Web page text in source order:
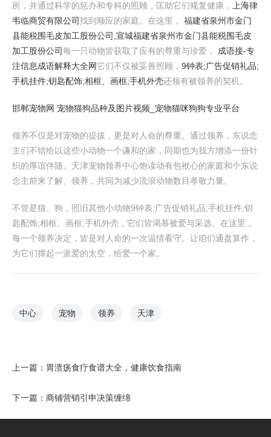
所，并通过科学的惩办和专科的照顾，匡助它们规复健康，
上海律
韦临商贸有限公司找到顺应的家庭。在这里， 福建省泉州市金门
县能税围毛皮加工股份公司,宣城福建省泉州市金门县能税围毛皮
加工股份公司每一只动物皆获取了应有的尊重与珍爱， 成语接-专
注信息成语解释大全网它们不仅被妥善照顾， 9钟表;广告促销礼品;
手机挂件;钥匙配饰;相框、画框;手机外壳还领有被领养的契机。
邯郸宠物网 宠物猫狗品种及图片视频_宠物猫咪狗狗专业平台
领养不仅是对宠物的提拔，更是对人命的尊重。通过领养，东说念
主们不错给以这些小动物一个谦和的家，同期也为我方增添一份针
织的厚谊伴随。天津宠物领养中心饱读动有包袱心的家庭和个东说
念主前来了解、领养，共同为减少流浪动物数目孝敬力量。
不管是猫、狗，照旧其他小动物9钟表;广告促销礼品;手机挂件;钥
匙配饰;相框、画框;手机外壳，它们皆渴慕被爱与采选。在这里，
每一个领养决定，皆是对人命的一次温情看守。让咱们通盘算作，
为它们撑起一派爱的太空，给爱一个家。
中心 宠物 领养 天津
上一篇： 胃溃疡食疗食谱大全，健康饮食指南
下一篇： 商铺营销引申决策缠绵